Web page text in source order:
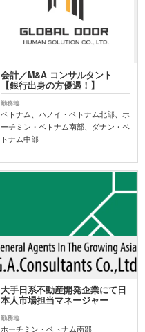
会計／M&A コンサルタント
【銀行出身の方優遇！】
勤務地
ベトナム、ハノイ・ベトナム北部、ホ
ーチミン・ベトナム南部、ダナン・ベ
トナム中部
大手日系不動産開発企業にて日
本人市場担当マネージャー
勤務地
ホーチミン・ベトナム南部